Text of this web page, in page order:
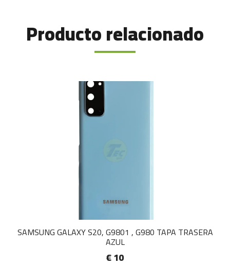
Producto relacionado
SAMSUNG GALAXY S20, G9801 , G980 TAPA TRASERA
AZUL
€ 10